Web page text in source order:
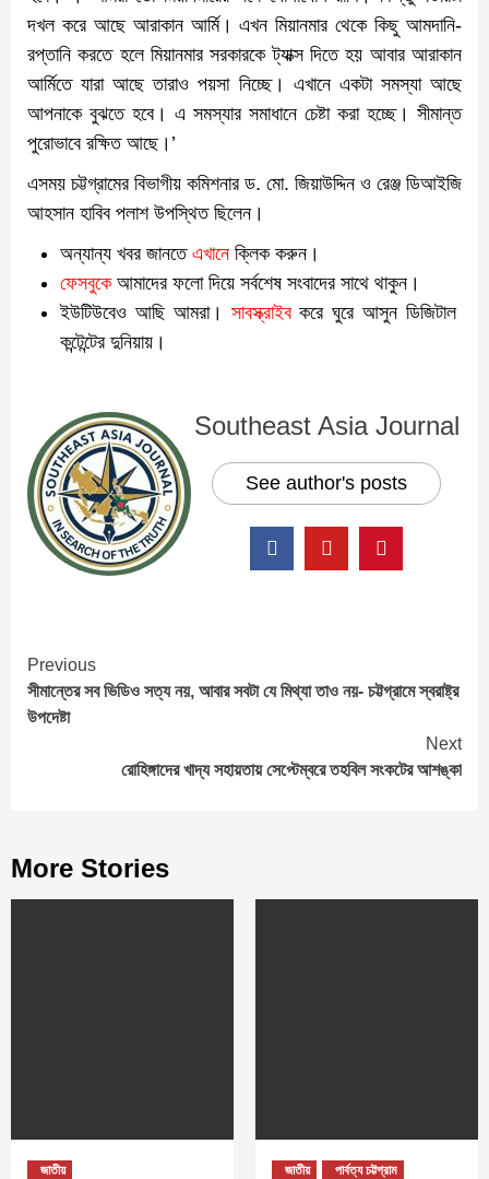
দখল করে আছে আরাকান আর্মি। এখন মিয়ানমার থেকে কিছু আমদানি-
রপ্তানি করতে হলে মিয়ানমার সরকারকে ট্যাক্স দিতে হয় আবার আরাকান
আর্মিতে যারা আছে তারাও পয়সা নিচ্ছে। এখানে একটা সমস্যা আছে
আপনাকে বুঝতে হবে। এ সমস্যার সমাধানে চেষ্টা করা হচ্ছে। সীমান্ত
পুরোভাবে রক্ষিত আছে।’
এসময় চট্টগ্রামের বিভাগীয় কমিশনার ড. মো. জিয়াউদ্দিন ও রেঞ্জ ডিআইজি
আহসান হাবিব পলাশ উপস্থিত ছিলেন।
অন্যান্য খবর জানতে এখানে ক্লিক করুন।
ফেসবুকেআমাদের ফলো দিয়ে সর্বশেষ সংবাদের সাথে থাকুন।
ইউটিউবেও আছি আমরা। সাবস্ক্রাইব করে ঘুরে আসুন ডিজিটাল
কন্টেন্টের দুনিয়ায়।
Southeast Asia Journal
See author's posts
Continue
Reading
Previous
সীমান্তের সব ভিডিও সত্য নয়, আবার সবটা যে মিথ্যা তাও নয়- চট্টগ্রামে স্বরাষ্ট্র
উপদেষ্টা
Next
রোহিঙ্গাদের খাদ্য সহায়তায় সেপ্টেম্বরে তহবিল সংকটের আশঙ্কা
More Stories
জাতীয় জাতীয় পার্বত্য চট্টগ্রাম